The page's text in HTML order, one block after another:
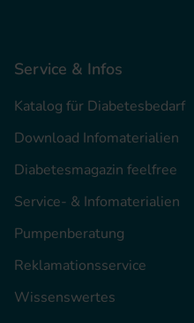
Service & Infos
Katalog für Diabetesbedarf
Download Infomaterialien
Diabetesmagazin feelfree
Service- & Infomaterialien
Pumpenberatung
Reklamationsservice
Wissenswertes